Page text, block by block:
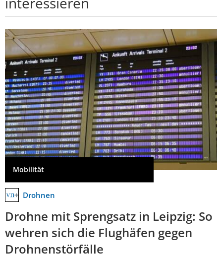
Mobilität
Drohnen
Drohne mit Sprengsatz in Leipzig: So
wehren sich die Flughäfen gegen
Drohnenstörfälle